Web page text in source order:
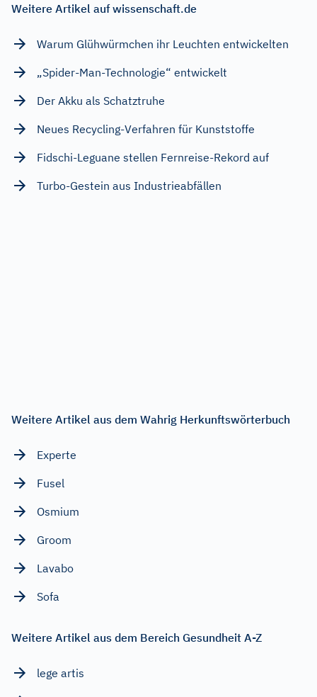
Weitere Artikel auf wissenschaft.de
Warum Glühwürmchen ihr Leuchten entwickelten
„Spider-Man-Technologie“ entwickelt
Der Akku als Schatztruhe
Neues Recycling-Verfahren für Kunststoffe
Fidschi-Leguane stellen Fernreise-Rekord auf
Turbo-Gestein aus Industrieabfällen
Weitere Artikel aus dem Wahrig Herkunftswörterbuch
Experte
Fusel
Osmium
Groom
Lavabo
Sofa
Weitere Artikel aus dem Bereich Gesundheit A-Z
lege artis